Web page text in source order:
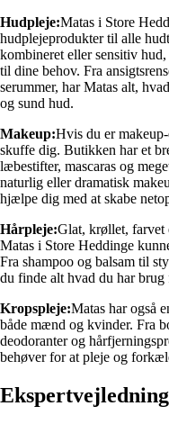
Hudpleje:Matas i Store
hudplejeprodukter til alle
kombineret eller sensitiv
til dine behov. Fra
serummer, har Matas alt,
og sund hud.
Makeup:Hvis du er
skuffe dig. Butikken har et
læbestifter, mascaras og
naturlig eller dramatisk
hjælpe dig med at skabe
Hårpleje:Glat, krøllet, farvet
Matas i Store Heddinge
Fra shampoo og balsam til
du finde alt hvad du har
Kropspleje:Matas har også
både mænd og kvinder. Fra
deodoranter og
behøver for at pleje og